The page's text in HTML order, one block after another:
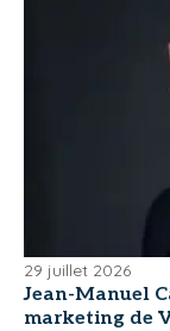
29 juillet 2026
Jean-Manuel
marketing de